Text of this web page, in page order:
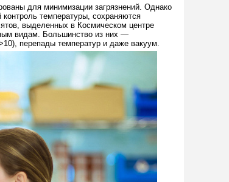
для минимизации загрязнений. Однако
температуры, сохраняются
выделенных в Космическом центре
видам. Большинство из них —
перепады температур и даже вакуум.